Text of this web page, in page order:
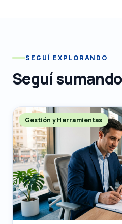
SEGUÍ EXPLORANDO
Seguí sumando
Gestión y Herramientas